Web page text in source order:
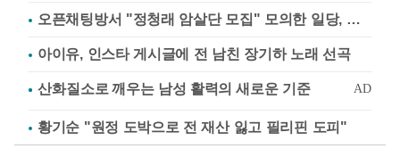
오픈채팅방서 "정청래 암살단 모집" 모의한 일당, 불구속 송치
아이유, 인스타 게시글에 전 남친 장기하 노래 선곡
황기순 "원정 도박으로 전 재산 잃고 필리핀 도피"